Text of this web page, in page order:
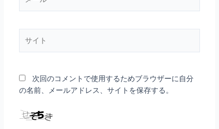
ー
*
次回のコメントで使用するためブラウザーに自分
の名前、メールアドレス、サイトを保存する。